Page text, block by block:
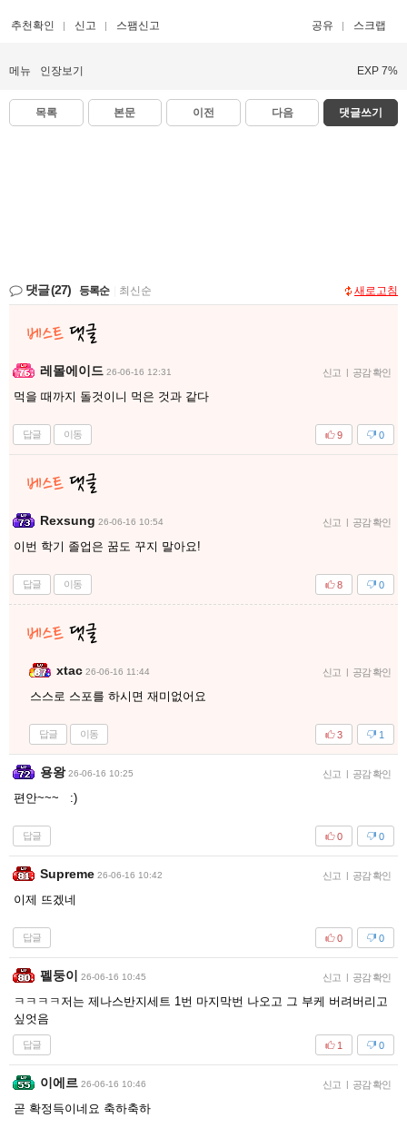
추천확인 신고 스팸신고 공유 스크랩
메뉴 인장보기 EXP 7%
목록 본문 이전 다음 댓글쓰기
댓글(27) 등록순 최신순 새로고침
레몰에이드 26-06-16 12:31 신고 | 공감 확인
먹을 때까지 돌것이니 먹은 것과 같다
답글 이동 0
9
Rexsung 26-06-16 10:54 신고 | 공감 확인
이번 학기 졸업은 꿈도 꾸지 말아요!
답글 이동 0
8
xtac 26-06-16 11:44 신고 | 공감 확인
스스로 스포를 하시면 재미없어요
답글 이동 1
3
용왕 26-06-16 10:25 신고 | 공감 확인
편안~~~ :)
답글 0
0
Supreme 26-06-16 10:42 신고 | 공감 확인
이제 뜨겠네
답글 0
0
펠둥이 26-06-16 10:45 신고 | 공감 확인
ㅋㅋㅋㅋ저는 제나스반지세트 1번 마지막번 나오고 그 부케 버려버리고
싶엇음
답글 0
1
이에르 26-06-16 10:46 신고 | 공감 확인
곧 확정득이네요 축하축하